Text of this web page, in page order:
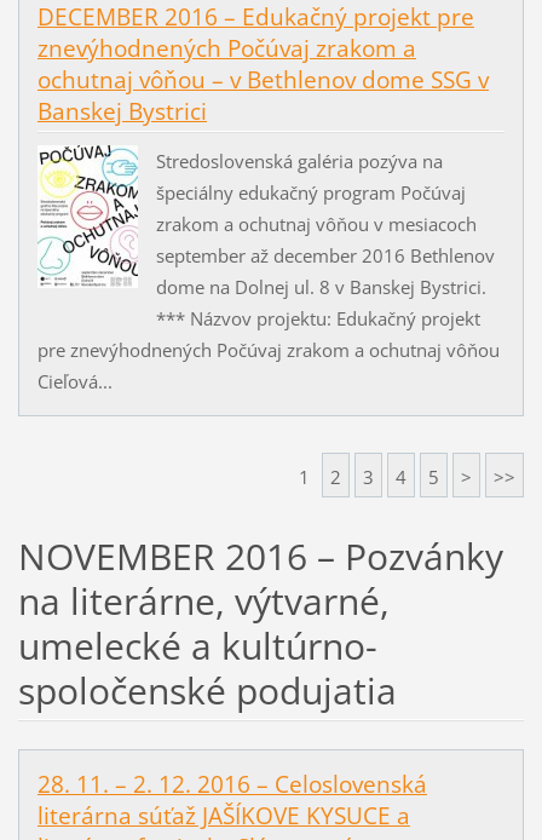
DECEMBER 2016 – Edukačný projekt pre
znevýhodnených Počúvaj zrakom a
ochutnaj vôňou – v Bethlenov dome SSG v
Banskej Bystrici
Stredoslovenská galéria pozýva na
špeciálny edukačný program Počúvaj
zrakom a ochutnaj vôňou v mesiacoch
september až december 2016 Bethlenov
dome na Dolnej ul. 8 v Banskej Bystrici.
*** Názvov projektu: Edukačný projekt
pre znevýhodnených Počúvaj zrakom a ochutnaj vôňou
Cieľová...
1 2 3 4 5 > >>
NOVEMBER 2016 – Pozvánky
na literárne, výtvarné,
umelecké a kultúrno-
spoločenské podujatia
28. 11. – 2. 12. 2016 – Celoslovenská
literárna súťaž JAŠÍKOVE KYSUCE a